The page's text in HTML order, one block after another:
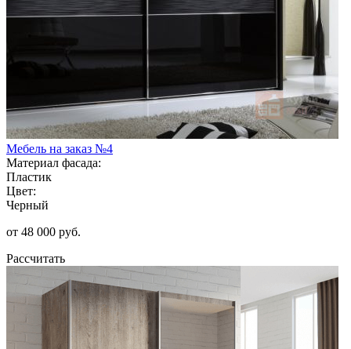
Мебель на заказ №4
Материал фасада:
Пластик
Цвет:
Черный
от 48 000 руб.
Рассчитать